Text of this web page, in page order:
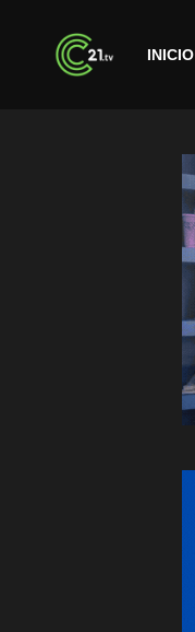
INICIO